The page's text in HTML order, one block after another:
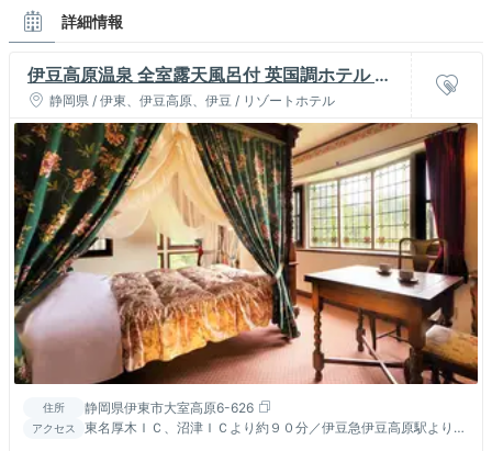
詳細情報
伊豆高原温泉 全室露天風呂付 英国調ホテル か
えで庵
静岡県 / 伊東、伊豆高原、伊豆 / リゾートホテル
住所 静岡県伊東市大室高原6-626
アクセス
東名厚木ＩＣ、沼津ＩＣより約９０分／伊豆急伊豆高原駅よりタ